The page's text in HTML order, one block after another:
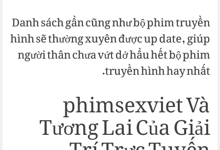
Danh sách gần cũng như bộ phim truyền
hình sẽ thường xuyên được up date, giúp
người thân chưa vứt dở hầu hết bộ phim
truyền hình hay nhất.
phimsexviet Và
Tương Lai Của Giải